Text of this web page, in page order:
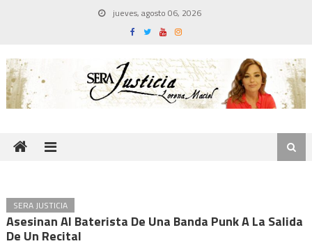
jueves, agosto 06, 2026
SERA JUSTICIA
Asesinan Al Baterista De Una Banda Punk A La Salida
De Un Recital